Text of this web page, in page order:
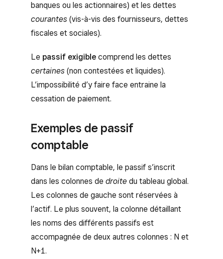
banques ou les actionnaires) et les dettes
courantes (vis-à-vis des fournisseurs, dettes
fiscales et sociales).
Le passif exigible comprend les dettes
certaines (non contestées et liquides).
L’impossibilité d’y faire face entraine la
cessation de paiement.
Exemples de passif
comptable
Dans le bilan comptable, le passif s’inscrit
dans les colonnes de droite du tableau global.
Les colonnes de gauche sont réservées à
l’actif. Le plus souvent, la colonne détaillant
les noms des différents passifs est
accompagnée de deux autres colonnes : N et
N+1.